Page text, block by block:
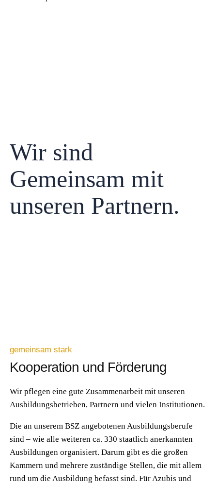
Wir sind
Gemeinsam mit
unseren Partnern.
gemeinsam stark
Kooperation und Förderung
Wir pflegen eine gute Zusammenarbeit mit unseren
Ausbildungsbetrieben, Partnern und vielen Institutionen.
Die an unserem BSZ angebotenen Ausbildungsberufe
sind – wie alle weiteren ca. 330 staatlich anerkannten
Ausbildungen organisiert. Darum gibt es die großen
Kammern und mehrere zuständige Stellen, die mit allem
rund um die Ausbildung befasst sind. Für Azubis und